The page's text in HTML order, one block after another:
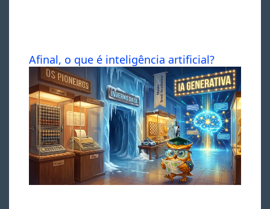
Afinal, o que é inteligência artificial?